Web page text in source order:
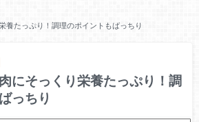
養たっぷり！調理のポイントもばっちり
にそっくり栄養たっぷり！調
っちり